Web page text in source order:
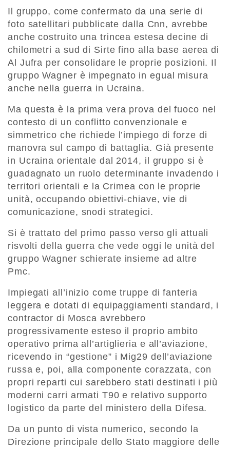
Il gruppo, come confermato da una serie di
foto satellitari pubblicate dalla Cnn, avrebbe
anche costruito una trincea estesa decine di
chilometri a sud di Sirte fino alla base aerea di
Al Jufra per consolidare le proprie posizioni. Il
gruppo Wagner è impegnato in egual misura
anche nella guerra in Ucraina.
Ma questa è la prima vera prova del fuoco nel
contesto di un conflitto convenzionale e
simmetrico che richiede l’impiego di forze di
manovra sul campo di battaglia. Già presente
in Ucraina orientale dal 2014, il gruppo si è
guadagnato un ruolo determinante invadendo i
territori orientali e la Crimea con le proprie
unità, occupando obiettivi-chiave, vie di
comunicazione, snodi strategici.
Si è trattato del primo passo verso gli attuali
risvolti della guerra che vede oggi le unità del
gruppo Wagner schierate insieme ad altre
Pmc.
Impiegati all’inizio come truppe di fanteria
leggera e dotati di equipaggiamenti standard, i
contractor di Mosca avrebbero
progressivamente esteso il proprio ambito
operativo prima all’artiglieria e all’aviazione,
ricevendo in “gestione” i Mig29 dell’aviazione
russa e, poi, alla componente corazzata, con
propri reparti cui sarebbero stati destinati i più
moderni carri armati T90 e relativo supporto
logistico da parte del ministero della Difesa.
Da un punto di vista numerico, secondo la
Direzione principale dello Stato maggiore delle